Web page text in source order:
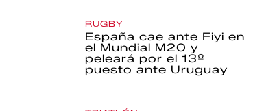
RUGBY
España cae ante Fiyi en
el Mundial M20 y
peleará por el 13º
puesto ante Uruguay